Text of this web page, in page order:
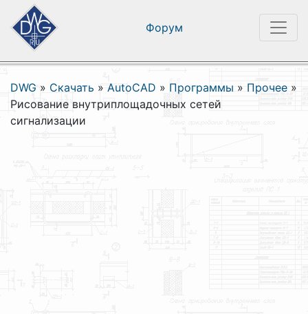
Форум
DWG » Скачать » AutoCAD » Программы » Прочее »
Рисование внутриплощадочных сетей
сигнализации